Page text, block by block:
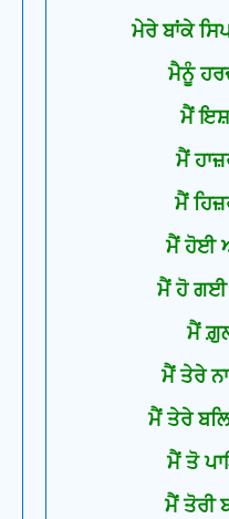
ਮੇਰੇ ਬਾਂਕੇ
ਮੈਨੂੰ
ਮੈਂ
ਮੈਂ
ਮੈਂ
ਮੈਂ ਹੋਈ
ਮੈਂ ਹੋ ਗਈ
ਮੈਂ
ਮੈਂ ਤੇਰੇ
ਮੈਂ ਤੇਰੇ
ਮੈਂ ਤੋ
ਮੈਂ ਤੋਰੀ